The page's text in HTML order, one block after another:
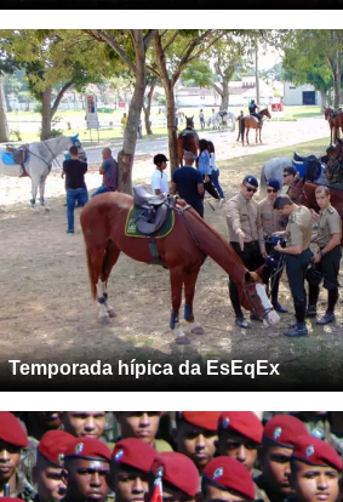
Temporada hípica da EsEqEx